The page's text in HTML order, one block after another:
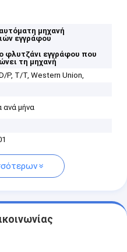
μηχανή
εγγράφου
φλυτζάνι εγγράφου που
τη μηχανή
P, T/T, Western Union,
ανά μήνα